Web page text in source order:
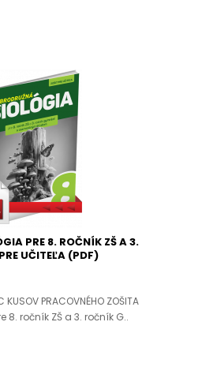
PRE 8. ROČNÍK ZŠ A 3.
UČITEĽA (PDF)
KUSOV PRACOVNÉHO ZOŠITA
8. ročník ZŠ a 3. ročník G..